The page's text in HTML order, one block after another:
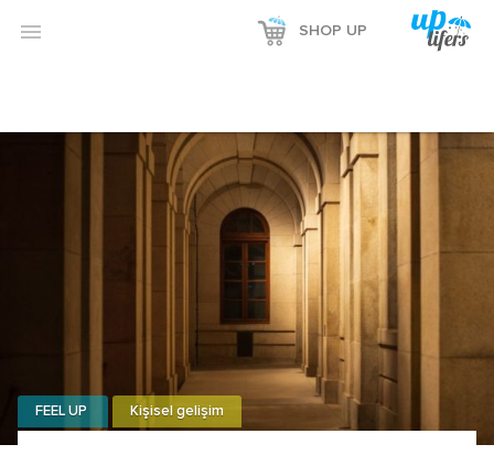
 SHOP UP
FEEL UP Kişisel gelişim